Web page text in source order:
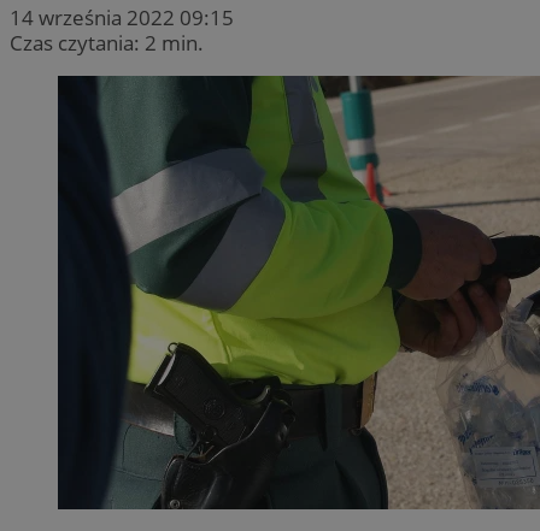
14 września 2022 09:15
Czas czytania: 2 min.